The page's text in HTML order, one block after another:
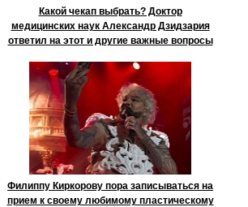
Какой чекап выбрать? Доктор
медицинских наук Александр Дзидзария
ответил на этот и другие важные вопросы
Филиппу Киркорову пора записываться на
прием к своему любимому пластическому